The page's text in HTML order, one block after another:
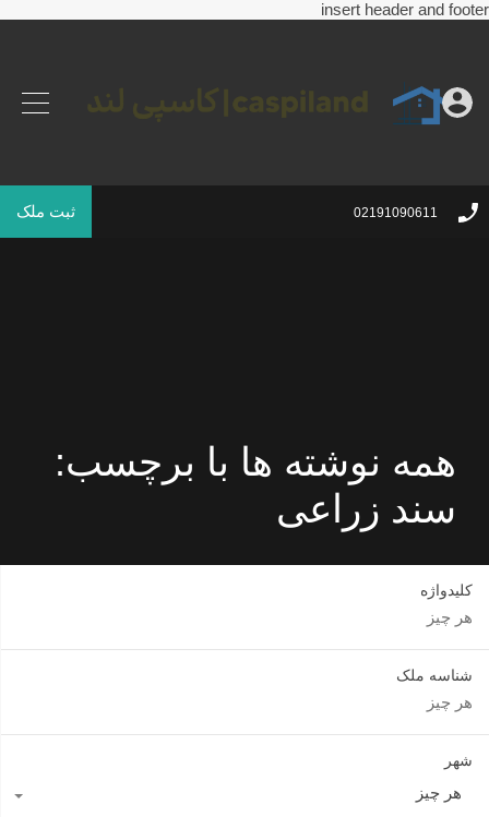
insert header and footer
02191090611 ثبت ملک
همه نوشته ها با برچسب:
سند زراعی
کلیدواژه
شناسه ملک
شهر
هر چیز